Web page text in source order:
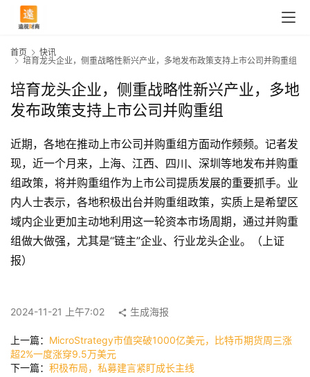
首
页
快
首页
快讯
培育龙头企业，侧重战略性新兴产业，多地发布政策支持上市公司并购重组
培育龙头企业，侧重战略性新兴产业，多地
发布政策支持上市公司并购重组
近期，各地在推动上市公司并购重组方面动作频频。记者发
现，近一个月来，上海、江西、四川、深圳等地发布并购重
组政策，将并购重组作为上市公司提质发展的重要抓手。业
内人士表示，各地积极出台并购重组政策，实质上是希望区
域内企业更加主动地利用这一轮资本市场周期，通过并购重
组做大做强，尤其是“链主”企业、行业龙头企业。（上证
报）
2024-11-21 上午7:02 生成海报
上一篇： MicroStrategy市值突破1000亿美元，比特币期货周三涨
超2%一度涨穿9.5万美元
下一篇： 积极布局，私募建言紧盯成长主线